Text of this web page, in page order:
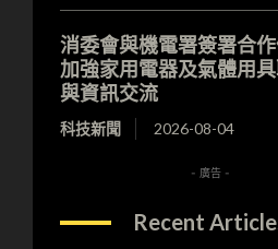
消委會與機電署簽署合
加強家用電器及氣體用
與資訊交流
科技新聞 2026-08-04
- 廣告 -
Recent